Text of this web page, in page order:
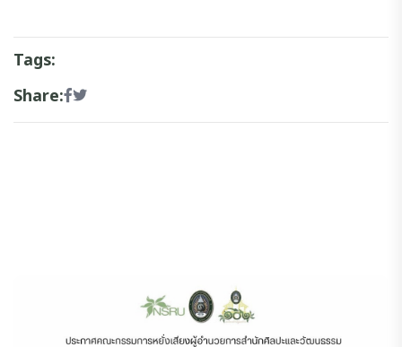
Tags:
Share: